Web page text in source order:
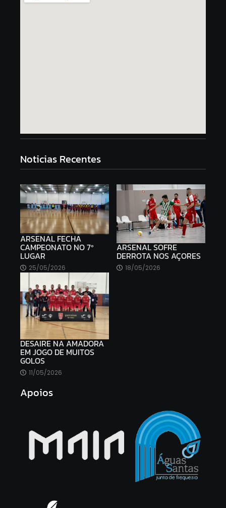
Noticias Recentes
ARSENAL FECHA
CAMPEONATO NO 7º
LUGAR
25/05/2026
ARSENAL SOFRE
DERROTA NOS AÇORES
18/05/2026
DESAIRE NA AMADORA
EM JOGO DE MUITOS
GOLOS
11/05/2026
Apoios